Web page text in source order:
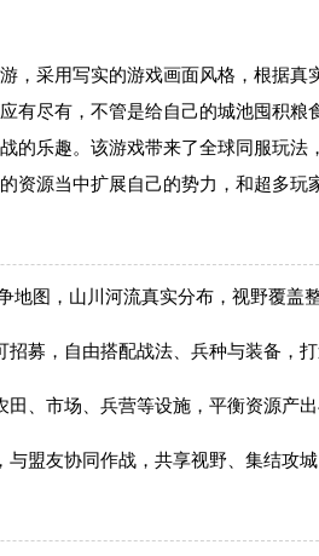
，采用写实的游戏画面风格，根据
有尽有，不管是给自己的城池囤积
的乐趣。该游戏带来了全球同服玩
资源当中扩展自己的势力，和超多玩
地图，山川河流真实分布，视野覆盖
募，自由搭配战法、兵种与装备，
、市场、兵营等设施，平衡资源产出
盟友协同作战，共享视野、集结攻